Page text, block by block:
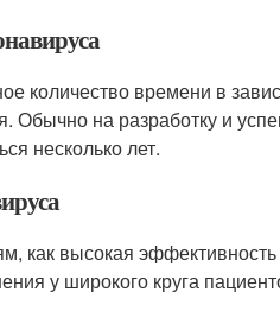
количество времени в
Обычно на разработку и
несколько лет.
как высокая
у широкого круга